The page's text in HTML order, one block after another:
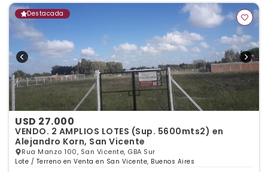
Destacada
USD 27.000
VENDO. 2 AMPLIOS LOTES (Sup. 5600mts2) en
Alejandro Korn, San Vicente
Rua Manzo 100, San Vicente, GBA Sur
Lote / Terreno en Venta en San Vicente, Buenos Aires